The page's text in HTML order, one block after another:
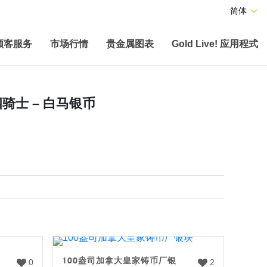
简体
客服务 市场行情 贵金属图表 Gold Live! 应用程式
士 – 白马银币
0 2
100盎司加拿大皇家铸币厂银